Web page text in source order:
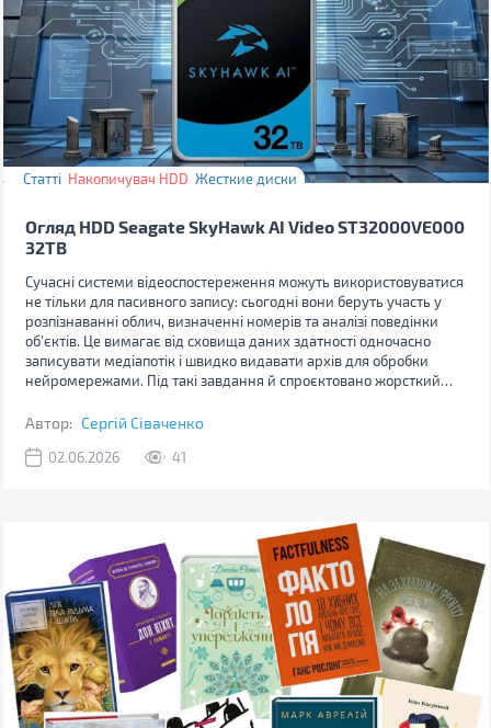
Статті Накопичувач HDD Жесткие диски
Огляд HDD Seagate SkyHawk AI Video ST32000VE000
32TB
Сучасні системи відеоспостереження можуть використовуватися
не тільки для пасивного запису: сьогодні вони беруть участь у
розпізнаванні облич, визначенні номерів та аналізі поведінки
об'єктів. Це вимагає від сховища даних здатності одночасно
записувати медіапотік і швидко видавати архів для обробки
нейромережами. Під такі завдання й спроєктовано жорсткий
Автор: Сергій Сіваченко
02.06.2026 41